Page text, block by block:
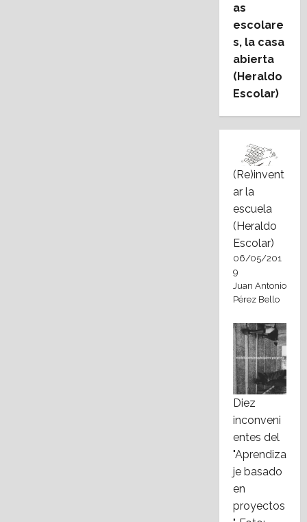
as
escolare
s, la casa
abierta
(Heraldo
Escolar)
(Re)invent
ar la
escuela
(Heraldo
Escolar)
06/05/201
9
Juan Antonio
Pérez Bello
Diez
inconveni
entes del
"Aprendiza
je basado
en
proyectos